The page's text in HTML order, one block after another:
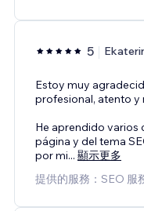
5
Estoy muy
profesional, atento y
He aprendido varios
página y del tema
por mi... 顯示更多
提供的服務：SEO 服